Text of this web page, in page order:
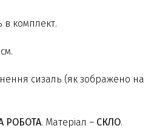
в комплект.
сизаль (як зображено на
РОБОТА. Матеріал – СКЛО.